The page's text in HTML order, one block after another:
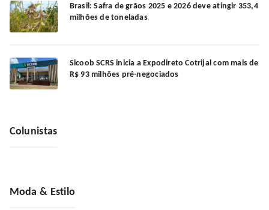
Brasil: Safra de grãos 2025 e 2026 deve atingir 353,4
milhões de toneladas
Sicoob SCRS inicia a Expodireto Cotrijal com mais de
R$ 93 milhões pré-negociados
Colunistas
Moda & Estilo